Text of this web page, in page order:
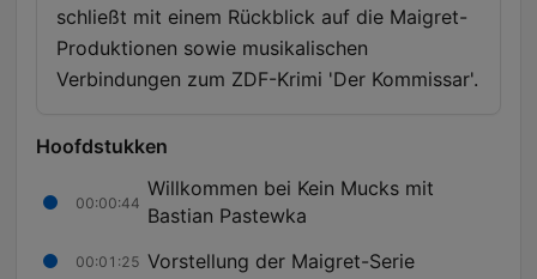
schließt mit einem Rückblick auf die Maigret-
Produktionen sowie musikalischen
Verbindungen zum ZDF-Krimi 'Der Kommissar'.
Hoofdstukken
00:00:44
Willkommen bei Kein Mucks mit
Bastian Pastewka
00:01:25 Vorstellung der Maigret-Serie